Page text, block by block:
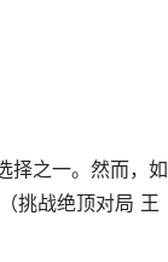
择之一。然而，如
挑战绝顶对局 王